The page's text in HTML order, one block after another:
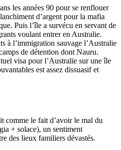
les années 90 pour se renflouer
d’argent pour la mafia
Puis l’île a survécu en servant de
voulant entrer en Australie.
à l’immigration sauvage l’Australie
de détention dont Nauru.
visa pour l’Australie sur une île
est assez dissuasif et
comme le fait d’avoir le mal du
+ solace), un sentiment
des lieux familiers dévastés.